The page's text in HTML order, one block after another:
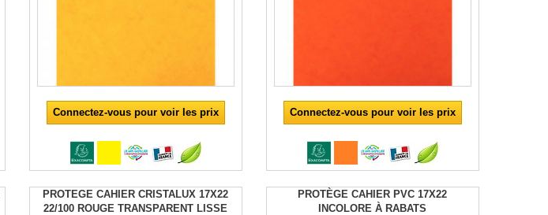
Connectez-vous pour voir les prix Connectez-vous pour voir les prix
PROTEGE CAHIER CRISTALUX 17X22
22/100 ROUGE TRANSPARENT LISSE
PROTÈGE CAHIER PVC 17X22
INCOLORE À RABATS